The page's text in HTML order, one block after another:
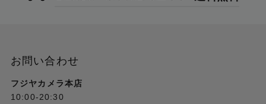
お問い合わせ
フジヤカメラ本店
10:00-20:30